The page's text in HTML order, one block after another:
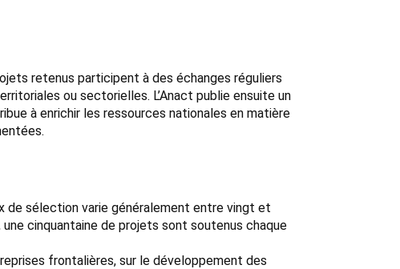
retenus participent à des échanges réguliers
ou sectorielles. L’Anact publie ensuite un
à enrichir les ressources nationales en matière
de sélection varie généralement entre vingt et
cinquantaine de projets sont soutenus chaque
frontalières, sur le développement des